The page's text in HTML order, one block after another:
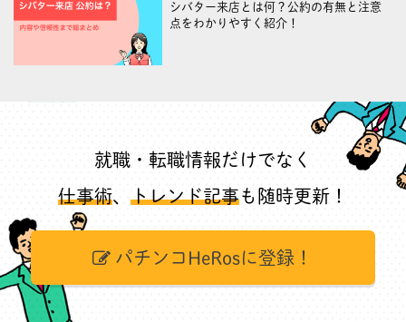
シバター来店とは何？公約の有無と注意
点をわかりやすく紹介！
就職・転職情報だけでなく
仕事術、 トレンド記事も随時更新！
パチンコHeRosに登録！